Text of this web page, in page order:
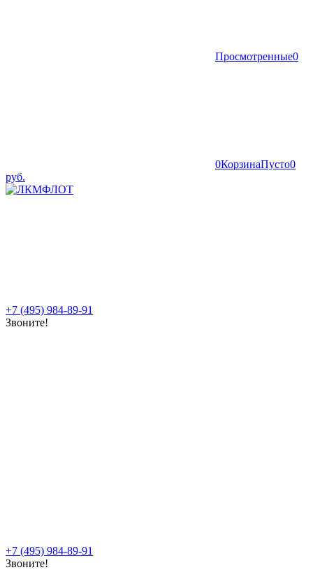
Просмотренные0
0КорзинаПусто0
руб.
+7 (495) 984-89-91
Звоните!
+7 (495) 984-89-91
Звоните!